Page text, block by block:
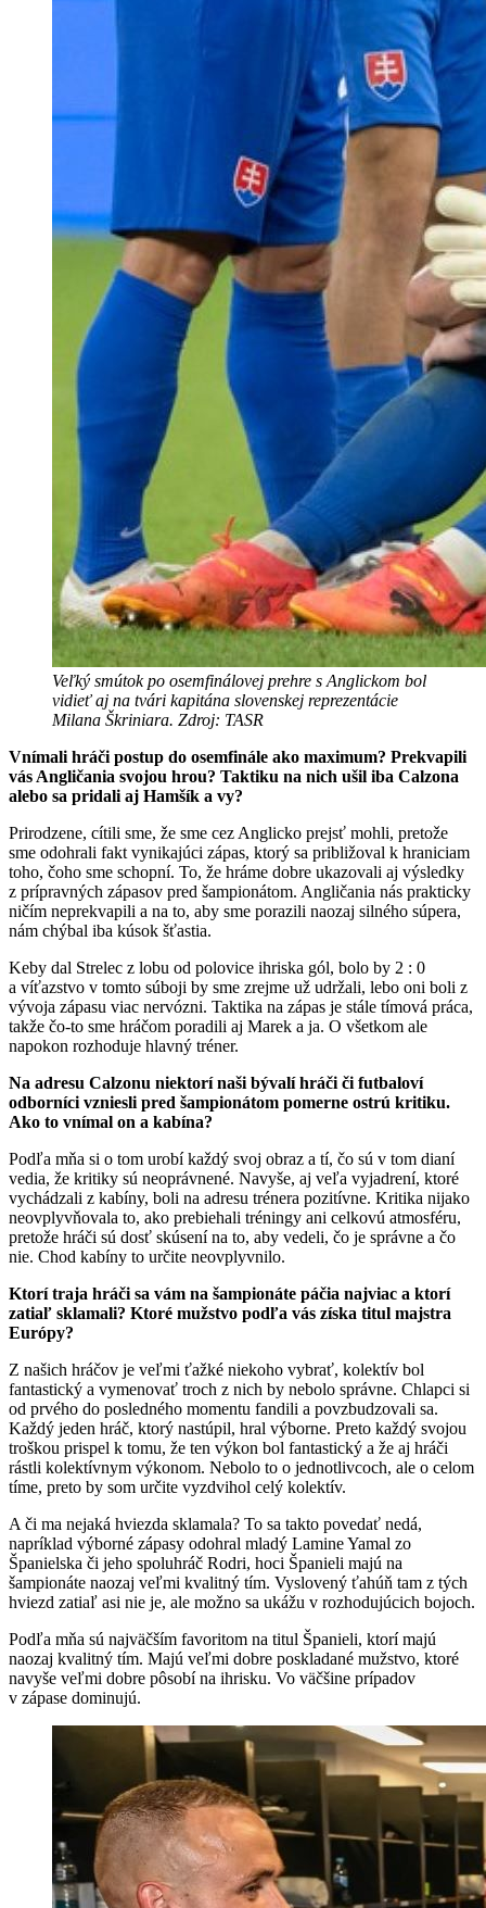
Veľký smútok po osemfinálovej prehre s Anglickom bol
vidieť aj na tvári kapitána slovenskej reprezentácie
Milana Škriniara. Zdroj: TASR
Vnímali hráči postup do osemfinále ako maximum? Prekvapili
vás Angličania svojou hrou? Taktiku na nich ušil iba Calzona
alebo sa pridali aj Hamšík a vy?
Prirodzene, cítili sme, že sme cez Anglicko prejsť mohli, pretože
sme odohrali fakt vynikajúci zápas, ktorý sa približoval k hraniciam
toho, čoho sme schopní. To, že hráme dobre ukazovali aj výsledky
z prípravných zápasov pred šampionátom. Angličania nás prakticky
ničím neprekvapili a na to, aby sme porazili naozaj silného súpera,
nám chýbal iba kúsok šťastia.
Keby dal Strelec z lobu od polovice ihriska gól, bolo by 2 : 0
a víťazstvo v tomto súboji by sme zrejme už udržali, lebo oni boli z
vývoja zápasu viac nervózni. Taktika na zápas je stále tímová práca,
takže čo-to sme hráčom poradili aj Marek a ja. O všetkom ale
napokon rozhoduje hlavný tréner.
Na adresu Calzonu niektorí naši bývalí hráči či futbaloví
odborníci vzniesli pred šampionátom pomerne ostrú kritiku.
Ako to vnímal on a kabína?
Podľa mňa si o tom urobí každý svoj obraz a tí, čo sú v tom dianí
vedia, že kritiky sú neoprávnené. Navyše, aj veľa vyjadrení, ktoré
vychádzali z kabíny, boli na adresu trénera pozitívne. Kritika nijako
neovplyvňovala to, ako prebiehali tréningy ani celkovú atmosféru,
pretože hráči sú dosť skúsení na to, aby vedeli, čo je správne a čo
nie. Chod kabíny to určite neovplyvnilo.
Ktorí traja hráči sa vám na šampionáte páčia najviac a ktorí
zatiaľ sklamali? Ktoré mužstvo podľa vás získa titul majstra
Európy?
Z našich hráčov je veľmi ťažké niekoho vybrať, kolektív bol
fantastický a vymenovať troch z nich by nebolo správne. Chlapci si
od prvého do posledného momentu fandili a povzbudzovali sa.
Každý jeden hráč, ktorý nastúpil, hral výborne. Preto každý svojou
troškou prispel k tomu, že ten výkon bol fantastický a že aj hráči
rástli kolektívnym výkonom. Nebolo to o jednotlivcoch, ale o celom
tíme, preto by som určite vyzdvihol celý kolektív.
A či ma nejaká hviezda sklamala? To sa takto povedať nedá,
napríklad výborné zápasy odohral mladý Lamine Yamal zo
Španielska či jeho spoluhráč Rodri, hoci Španieli majú na
šampionáte naozaj veľmi kvalitný tím. Vyslovený ťahúň tam z tých
hviezd zatiaľ asi nie je, ale možno sa ukážu v rozhodujúcich bojoch.
Podľa mňa sú najväčším favoritom na titul Španieli, ktorí majú
naozaj kvalitný tím. Majú veľmi dobre poskladané mužstvo, ktoré
navyše veľmi dobre pôsobí na ihrisku. Vo väčšine prípadov
v zápase dominujú.